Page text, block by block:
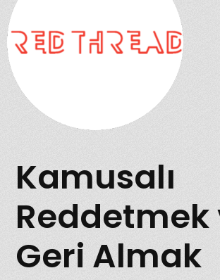
Kamusalı
Reddetmek
Geri Almak